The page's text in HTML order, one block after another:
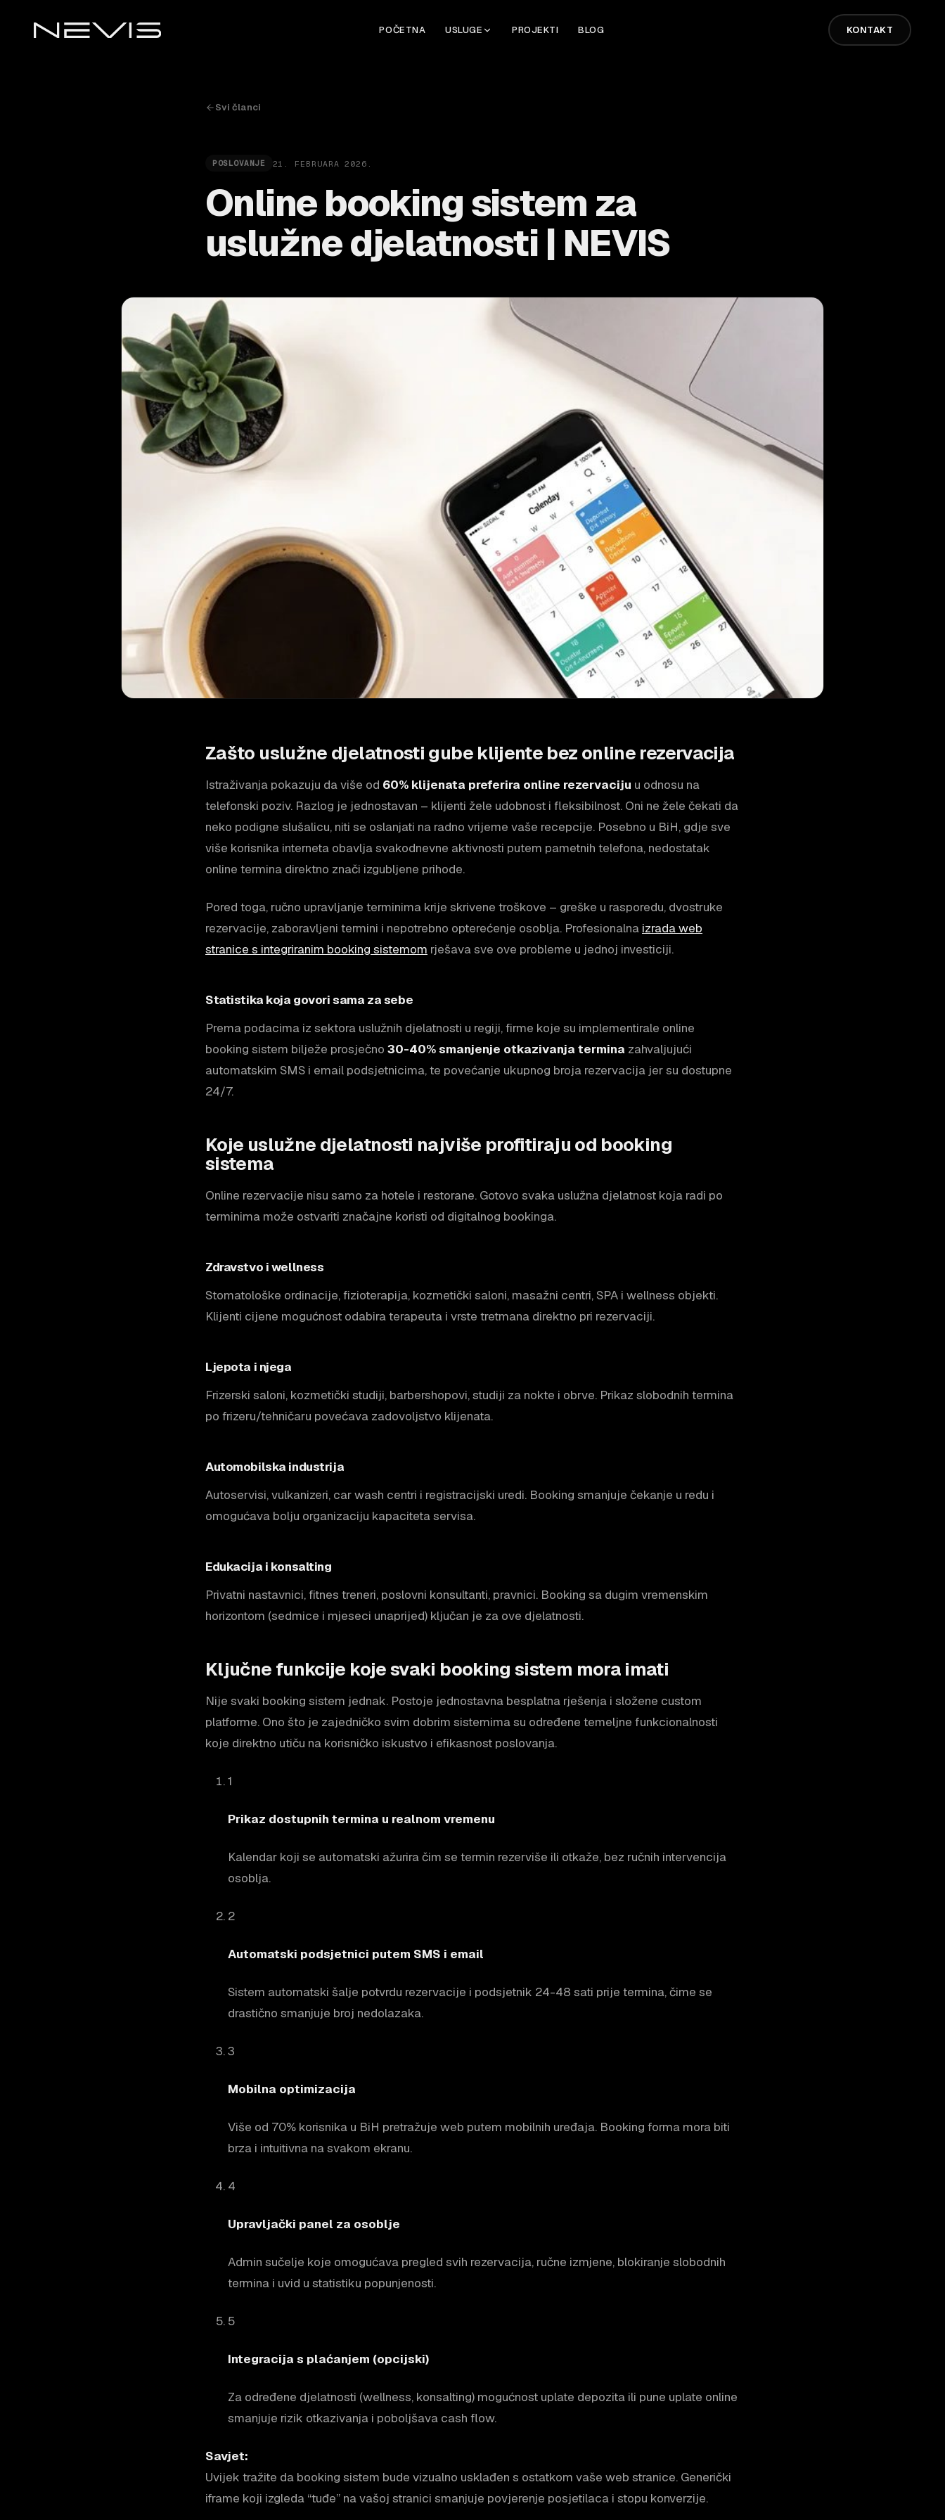
POČETNA USLUGE PROJEKTI BLOG KONTAKT
Svi članci
POSLOVANJE 21. FEBRUARA 2026.
Online booking sistem za
uslužne djelatnosti | NEVIS
Zašto uslužne djelatnosti gube klijente bez online rezervacija
Istraživanja pokazuju da više od 60% klijenata preferira online rezervaciju u odnosu na
telefonski poziv. Razlog je jednostavan – klijenti žele udobnost i fleksibilnost. Oni ne žele čekati da
neko podigne slušalicu, niti se oslanjati na radno vrijeme vaše recepcije. Posebno u BiH, gdje sve
više korisnika interneta obavlja svakodnevne aktivnosti putem pametnih telefona, nedostatak
online termina direktno znači izgubljene prihode.
Pored toga, ručno upravljanje terminima krije skrivene troškove – greške u rasporedu, dvostruke
rezervacije, zaboravljeni termini i nepotrebno opterećenje osoblja. Profesionalna izrada web
stranice s integriranim booking sistemom rješava sve ove probleme u jednoj investiciji.
Statistika koja govori sama za sebe
Prema podacima iz sektora uslužnih djelatnosti u regiji, firme koje su implementirale online
booking sistem bilježe prosječno 30-40% smanjenje otkazivanja termina zahvaljujući
automatskim SMS i email podsjetnicima, te povećanje ukupnog broja rezervacija jer su dostupne
24/7.
Koje uslužne djelatnosti najviše profitiraju od booking
sistema
Online rezervacije nisu samo za hotele i restorane. Gotovo svaka uslužna djelatnost koja radi po
terminima može ostvariti značajne koristi od digitalnog bookinga.
Zdravstvo i wellness
Stomatološke ordinacije, fizioterapija, kozmetički saloni, masažni centri, SPA i wellness objekti.
Klijenti cijene mogućnost odabira terapeuta i vrste tretmana direktno pri rezervaciji.
Ljepota i njega
Frizerski saloni, kozmetički studiji, barbershopovi, studiji za nokte i obrve. Prikaz slobodnih termina
po frizeru/tehničaru povećava zadovoljstvo klijenata.
Automobilska industrija
Autoservisi, vulkanizeri, car wash centri i registracijski uredi. Booking smanjuje čekanje u redu i
omogućava bolju organizaciju kapaciteta servisa.
Edukacija i konsalting
Privatni nastavnici, fitnes treneri, poslovni konsultanti, pravnici. Booking sa dugim vremenskim
horizontom (sedmice i mjeseci unaprijed) ključan je za ove djelatnosti.
Ključne funkcije koje svaki booking sistem mora imati
Nije svaki booking sistem jednak. Postoje jednostavna besplatna rješenja i složene custom
platforme. Ono što je zajedničko svim dobrim sistemima su određene temeljne funkcionalnosti
koje direktno utiču na korisničko iskustvo i efikasnost poslovanja.
1
Prikaz dostupnih termina u realnom vremenu
Kalendar koji se automatski ažurira čim se termin rezerviše ili otkaže, bez ručnih intervencija
osoblja.
2
Automatski podsjetnici putem SMS i email
Sistem automatski šalje potvrdu rezervacije i podsjetnik 24-48 sati prije termina, čime se
drastično smanjuje broj nedolazaka.
3
Mobilna optimizacija
Više od 70% korisnika u BiH pretražuje web putem mobilnih uređaja. Booking forma mora biti
brza i intuitivna na svakom ekranu.
4
Upravljački panel za osoblje
Admin sučelje koje omogućava pregled svih rezervacija, ručne izmjene, blokiranje slobodnih
termina i uvid u statistiku popunjenosti.
5
Integracija s plaćanjem (opcijski)
Za određene djelatnosti (wellness, konsalting) mogućnost uplate depozita ili pune uplate online
smanjuje rizik otkazivanja i poboljšava cash flow.
Savjet:
Uvijek tražite da booking sistem bude vizualno usklađen s ostatkom vaše web stranice. Generički
iframe koji izgleda “tuđe” na vašoj stranici smanjuje povjerenje posjetilaca i stopu konverzije.